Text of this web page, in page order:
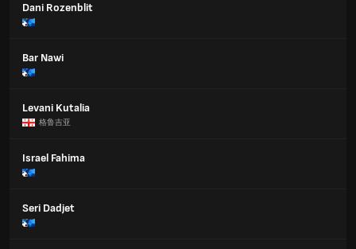
Dani Rozenblit
Bar Nawi
Levani Kutalia
格鲁吉亚
Israel Fahima
Seri Dadjet